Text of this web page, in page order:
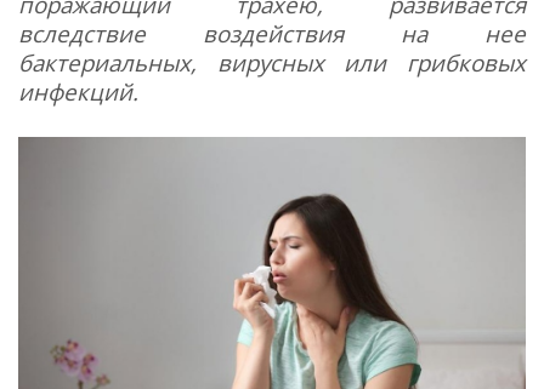
вследствие воздействия на нее
бактериальных, вирусных или грибковых
инфекций.